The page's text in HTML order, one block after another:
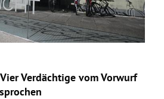
Verdächtige vom Vorwurf